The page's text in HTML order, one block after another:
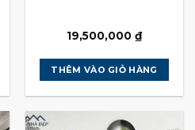
19,500,000 ₫
THÊM VÀO GIỎ HÀNG